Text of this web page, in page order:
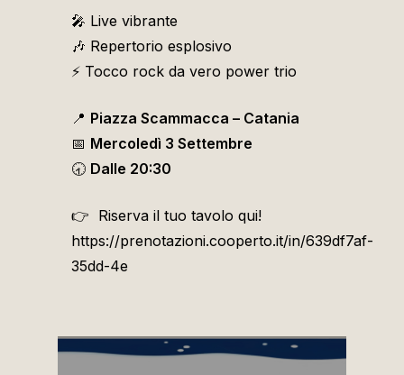
🎤 Live vibrante
🎶 Repertorio esplosivo
⚡️ Tocco rock da vero power trio
📍 Piazza Scammacca – Catania
📅 Mercoledì 3 Settembre
🕣 Dalle 20:30
👉 Riserva il tuo tavolo qui!
https://prenotazioni.cooperto.it/in/639df7af-
35dd-4e